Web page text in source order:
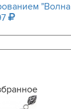
"Волна